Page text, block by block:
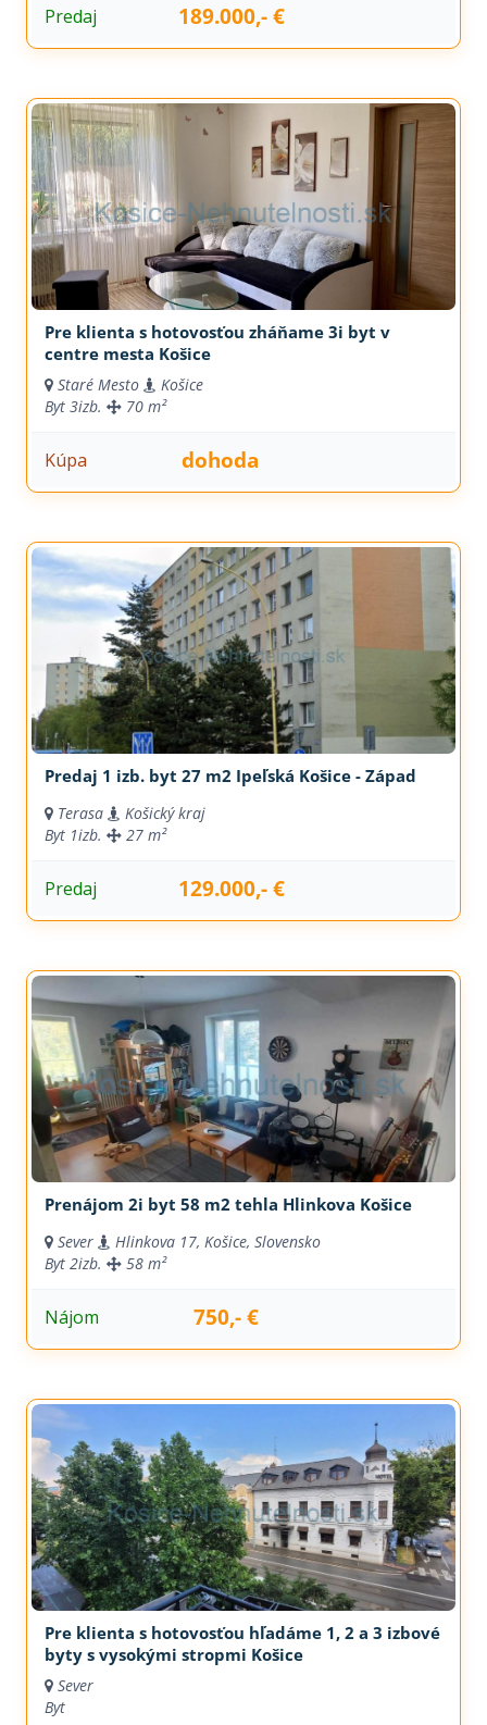
Predaj 189.000,- €
Pre klienta s hotovosťou zháňame 3i byt v
centre mesta Košice
Staré Mesto
Košice
Byt 3izb. 70 m²
Kúpa dohoda
Predaj 1 izb. byt 27 m2 Ipeľská Košice - Západ
Terasa
Košický kraj
Byt 1izb. 27 m²
Predaj 129.000,- €
Prenájom 2i byt 58 m2 tehla Hlinkova Košice
Sever
Hlinkova 17, Košice, Slovensko
Byt 2izb. 58 m²
Nájom 750,- €
Pre klienta s hotovosťou hľadáme 1, 2 a 3 izbové
byty s vysokými stropmi Košice
Sever
Byt